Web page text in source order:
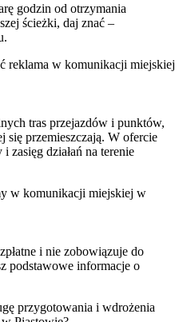
godzin od otrzymania
ścieżki, daj znać –
reklama w komunikacji miejskiej
tras przejazdów i punktów,
się przemieszczają. W ofercie
zasięg działań na terenie
w komunikacji miejskiej w
i nie zobowiązuje do
podstawowe informacje o
przygotowania i wdrożenia